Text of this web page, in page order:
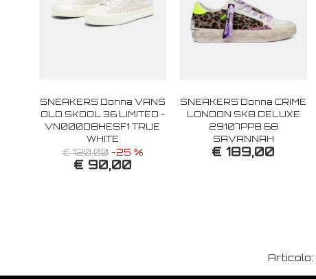
SNEAKERS Donna VANS
OLD SKOOL 36 LIMITED -
VN000D8HESF1 TRUE
WHITE
€ 120,00-25 %
€ 90,00
SNEAKERS Donna CRIME
LONDON SK8 DELUXE
29107PP8 68
SAVANNAH
€ 189,00
Articolo: